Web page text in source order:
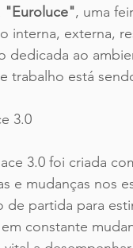
"Euroluce", uma
interna, externa,
dedicada ao
trabalho está
3.0
3.0 foi criada
e mudanças nos
de partida para
constante